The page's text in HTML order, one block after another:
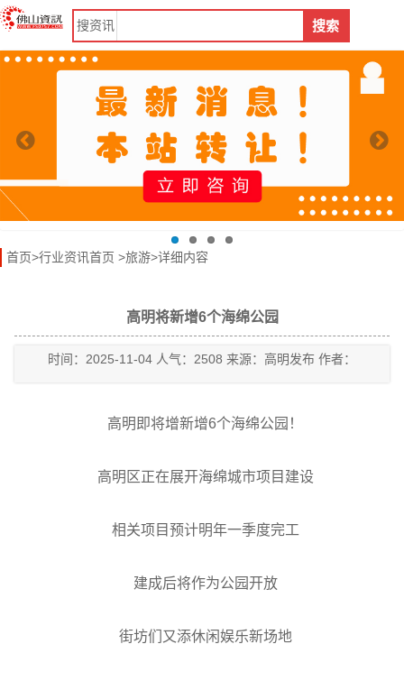
搜资讯 搜索
首页>行业资讯首页 >旅游>详细内容
高明将新增6个海绵公园
时间：2025-11-04 人气：2508 来源：高明发布 作者：
高明即将增新增6个海绵公园！
高明区正在展开海绵城市项目建设
相关项目预计明年一季度完工
建成后将作为公园开放
街坊们又添休闲娱乐新场地